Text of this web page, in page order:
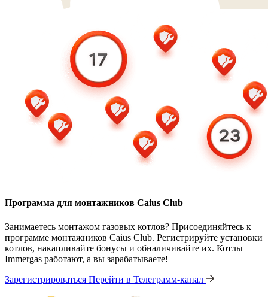
Программа для монтажников Caius Club
Занимаетесь монтажом газовых котлов? Присоединяйтесь к
программе монтажников Caius Club. Регистрируйте установки
котлов, накапливайте бонусы и обналичивайте их. Котлы
Immergas работают, а вы зарабатываете!
Зарегистрироваться Перейти в Телеграмм-канал